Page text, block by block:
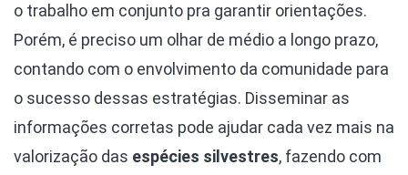
o trabalho em conjunto pra garantir orientações.
Porém, é preciso um olhar de médio a longo prazo,
contando com o envolvimento da comunidade para
o sucesso dessas estratégias. Disseminar as
informações corretas pode ajudar cada vez mais na
valorização das espécies silvestres, fazendo com